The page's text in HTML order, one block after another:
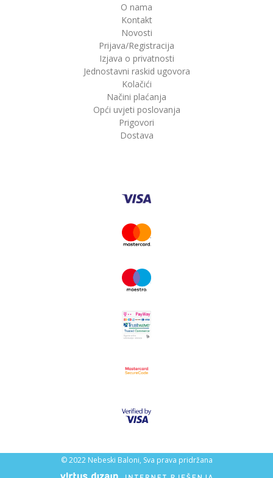
O nama
Kontakt
Novosti
Prijava/Registracija
Izjava o privatnosti
Jednostavni raskid ugovora
Kolačići
Načini plaćanja
Opći uvjeti poslovanja
Prigovori
Dostava
© 2022 Nebeski Baloni, Sva prava pridržana